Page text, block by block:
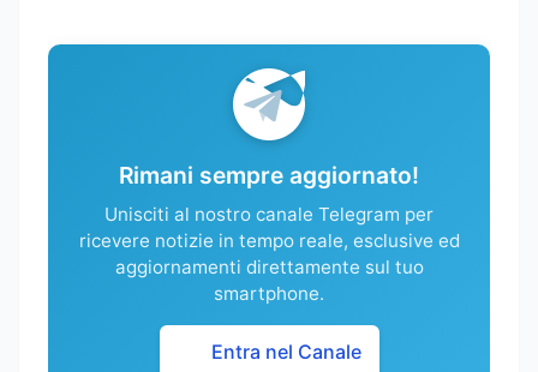
Rimani sempre aggiornato!
Unisciti al nostro canale Telegram per
ricevere notizie in tempo reale, esclusive ed
aggiornamenti direttamente sul tuo
smartphone.
Entra nel Canale